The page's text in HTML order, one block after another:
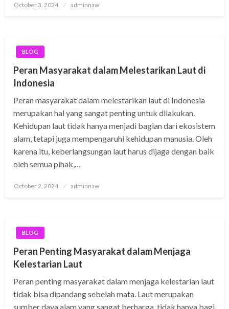
Posted
October 3, 2024 adminnaw
BLOG
Peran Masyarakat dalam Melestarikan Laut di
Indonesia
Peran masyarakat dalam melestarikan laut di Indonesia
merupakan hal yang sangat penting untuk dilakukan.
Kehidupan laut tidak hanya menjadi bagian dari ekosistem
alam, tetapi juga mempengaruhi kehidupan manusia. Oleh
karena itu, keberlangsungan laut harus dijaga dengan baik
oleh semua pihak,…
Posted
October 2, 2024 adminnaw
BLOG
Peran Penting Masyarakat dalam Menjaga
Kelestarian Laut
Peran penting masyarakat dalam menjaga kelestarian laut
tidak bisa dipandang sebelah mata. Laut merupakan
sumber daya alam yang sangat berharga, tidak hanya bagi